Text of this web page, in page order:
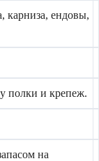
карниза, ендовы,
полки и крепеж.
на